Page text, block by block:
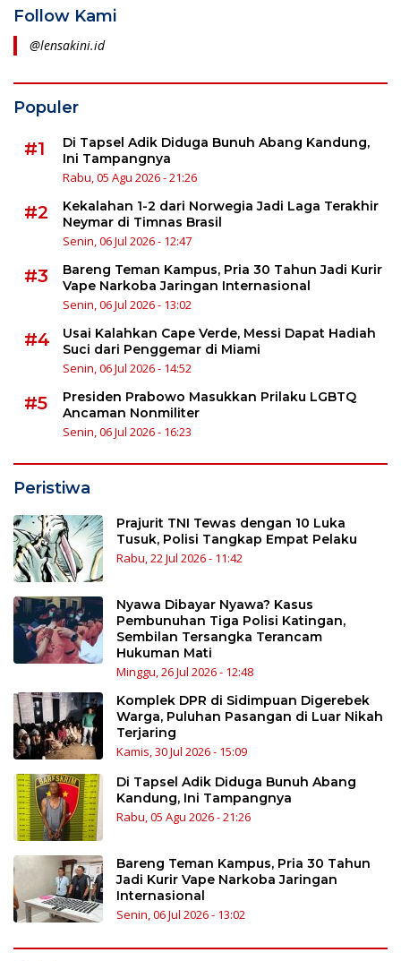
Follow Kami
@lensakini.id
Populer
#1
Di Tapsel Adik Diduga Bunuh Abang Kandung,
Ini Tampangnya
Rabu, 05 Agu 2026 - 21:26
#2
Kekalahan 1-2 dari Norwegia Jadi Laga Terakhir
Neymar di Timnas Brasil
Senin, 06 Jul 2026 - 12:47
#3
Bareng Teman Kampus, Pria 30 Tahun Jadi Kurir
Vape Narkoba Jaringan Internasional
Senin, 06 Jul 2026 - 13:02
#4
Usai Kalahkan Cape Verde, Messi Dapat Hadiah
Suci dari Penggemar di Miami
Senin, 06 Jul 2026 - 14:52
#5
Presiden Prabowo Masukkan Prilaku LGBTQ
Ancaman Nonmiliter
Senin, 06 Jul 2026 - 16:23
Peristiwa
Prajurit TNI Tewas dengan 10 Luka
Tusuk, Polisi Tangkap Empat Pelaku
Rabu, 22 Jul 2026 - 11:42
Nyawa Dibayar Nyawa? Kasus
Pembunuhan Tiga Polisi Katingan,
Sembilan Tersangka Terancam
Hukuman Mati
Minggu, 26 Jul 2026 - 12:48
Komplek DPR di Sidimpuan Digerebek
Warga, Puluhan Pasangan di Luar Nikah
Terjaring
Kamis, 30 Jul 2026 - 15:09
Di Tapsel Adik Diduga Bunuh Abang
Kandung, Ini Tampangnya
Rabu, 05 Agu 2026 - 21:26
Bareng Teman Kampus, Pria 30 Tahun
Jadi Kurir Vape Narkoba Jaringan
Internasional
Senin, 06 Jul 2026 - 13:02